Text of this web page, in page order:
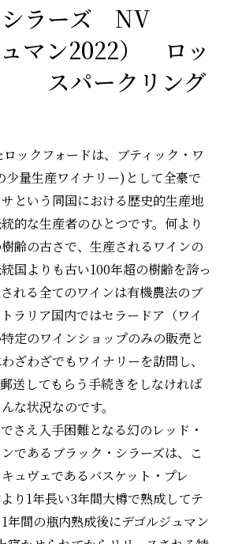
シラーズ NV
ュマン2022） ロッ
スパークリング
ックフォードは、ブティック・ワ
少量生産ワイナリー)として全豪で
という同国における歴史的生産地
的な生産者のひとつです。何より
齢の古さで、生産されるワインの
国よりも古い100年超の樹齢を誇っ
れる全てのワインは有機農法のブ
ラリア国内ではセラードア（ワイ
定のワインショップのみの販売と
ざわざでもワイナリーを訪問し、
送してもらう手続きをしなければ
な状況なのです。
さえ入手困難となる幻のレッド・
であるブラック・シラーズは、こ
ュヴェであるバスケット・プレ
り1年長い3年間大樽で熟成してテ
年間の瓶内熟成後にデゴルジュマン